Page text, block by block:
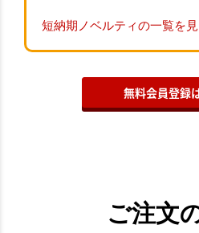
短納期ノベルティの一覧を
無料会員登録
ご注文